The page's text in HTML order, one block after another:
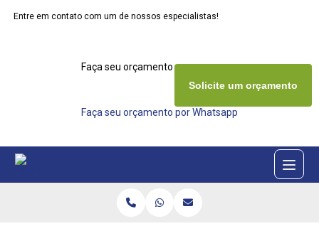
Entre em contato com um de nossos especialistas!
Faça seu orçamento agora mesmo
Faça seu orçamento por Whatsapp
Solicite um orçamento